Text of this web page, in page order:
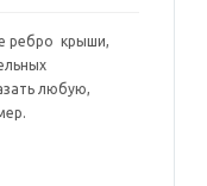
ребро крыши,
любую,